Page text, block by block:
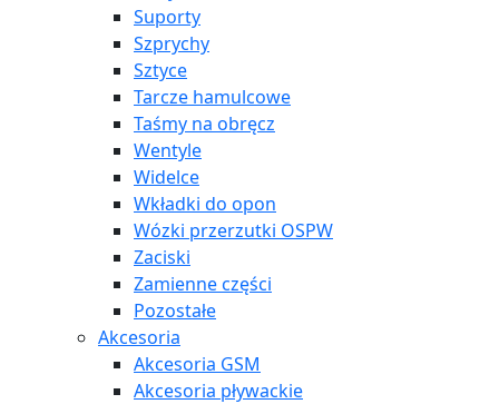
Suporty
Szprychy
Sztyce
Tarcze hamulcowe
Taśmy na obręcz
Wentyle
Widelce
Wkładki do opon
Wózki przerzutki OSPW
Zaciski
Zamienne części
Pozostałe
Akcesoria
Akcesoria GSM
Akcesoria pływackie